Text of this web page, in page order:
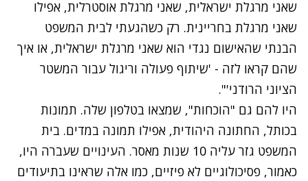
שאני מרגלת ישראלית, שאני מרגלת אוסטרלית, אפילו
שאני מרגלת בחריינית. רק כשהגעתי לבית המשפט
הבנתי שהאישום נגדי הוא שאני מרגלת ישראלית, או איך
שהם קראו לזה - 'שיתוף פעולה וריגול עבור המשטר
הציוני הרודני'".
היו להם גם "הוכחות", שמצאו בטלפון שלה. תמונות
בכותל, החתונה היהודית, אפילו תמונה במדים. בית
המשפט גזר עליה 10 שנות מאסר. העינויים שעברה היו,
כאמור, פסיכולוגיים לא פיזיים, כמו אלה שראינו בתיעודים